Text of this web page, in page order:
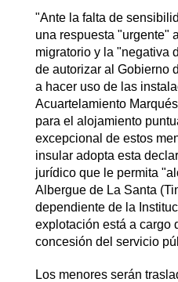
"Ante la falta de
una respuesta "urgente"
migratorio y la "negativa
de autorizar al Gobierno
a hacer uso de las
Acuartelamiento
para el alojamiento
excepcional de estos
insular adopta esta
jurídico que le permita
Albergue de La Santa
dependiente de la
explotación está a cargo
concesión del servicio
Los menores serán